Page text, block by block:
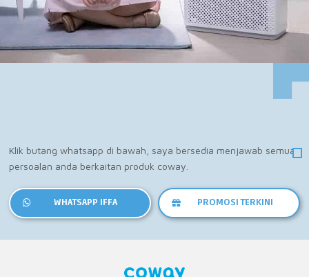
Klik butang whatsapp di bawah, saya bersedia menjawab semua
persoalan anda berkaitan produk coway.
WHATSAPP IFFA PROMOSI TERKINI